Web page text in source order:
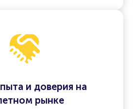
и доверия на
рынке